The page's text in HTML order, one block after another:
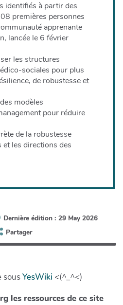
identifiés à partir des
premières personnes
apprenante
lancée le 6 février
les structures
sociales pour plus
de robustesse et
modèles
pour réduire
de la robustesse
et les directions des
Dernière édition : 29 May 2026
Partager
sousYesWiki <(^_^<)
les ressources de ce site